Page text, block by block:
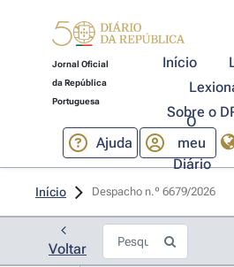
Jornal Oficial
da República
Portuguesa
Início
Sobre o
Ajuda
O
meu
Diário
Início Despacho n.º 6679/2026
Voltar